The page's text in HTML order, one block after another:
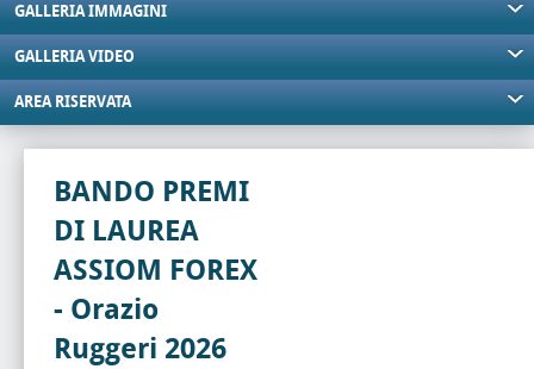
GALLERIA IMMAGINI
GALLERIA VIDEO
AREA RISERVATA
BANDO PREMI
DI LAUREA
ASSIOM FOREX
- Orazio
Ruggeri 2026